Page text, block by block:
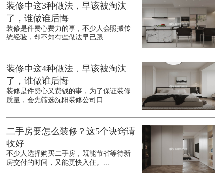
装修中这3种做法，早该被淘汰
了，谁做谁后悔
装修是件费心费力的事，不少人会照搬传
统经验，却不知有些做法早已跟...
装修中这4种做法，早该被淘汰
了，谁做谁后悔
装修是件费心又费钱的事，为了保证装修
质量，会先筛选沈阳装修公司口...
二手房要怎么装修？这5个诀窍请
收好
不少人选择购买二手房，既能节省等待新
房交付的时间，又能更快入住。...